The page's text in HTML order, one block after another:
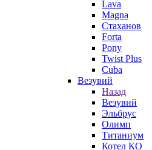
Lava
Magna
Стаханов
Forta
Pony
Twist Plus
Cuba
Везувий
Назад
Везувий
Эльбрус
Олимп
Титаниум
Котел КО